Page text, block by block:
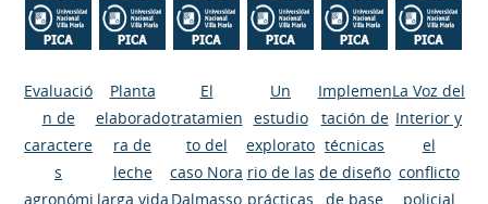
Evaluació
n de
caractere
s
agronómi
Planta
elaborado
ra de
leche
larga vida
El
tratamien
to del
caso Nora
Dalmasso
Un
estudio
explorato
rio de las
prácticas
Implemen
tación de
técnicas
de diseño
de base
La Voz del
Interior y
el
conflicto
policial